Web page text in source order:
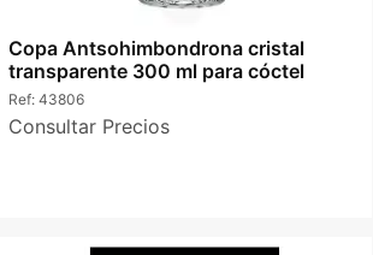
Copa Antsohimbondrona cristal
transparente 300 ml para cóctel
Ref: 43806
Consultar Precios